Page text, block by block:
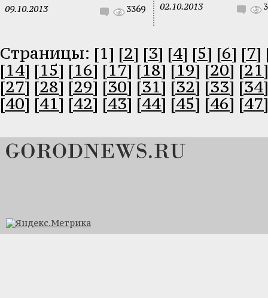
09.10.2013 3369 02.10.2013
Cтраницы: [1] [2] [3] [4] [5] [6] [7]
[14] [15] [16] [17] [18] [19] [20] [21]
[27] [28] [29] [30] [31] [32] [33] [34]
[40] [41] [42] [43] [44] [45] [46] [47]